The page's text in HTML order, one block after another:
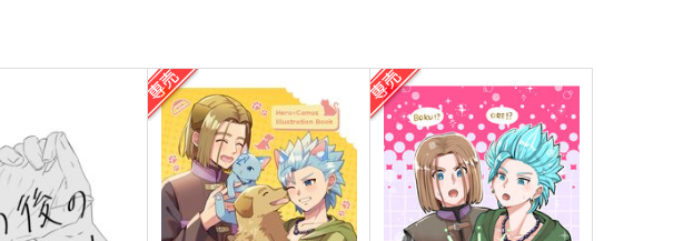
税込）
挑戦開始
アイスたべたい
472円（税込）
あと
アイスたべたい
472円 （税込）